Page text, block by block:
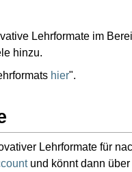
Lehrformate im
hinzu.
hier".
Lehrformate für
und könnt dann über